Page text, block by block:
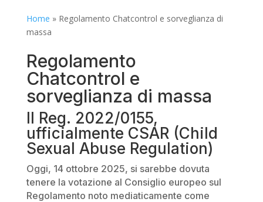
Home » Regolamento Chatcontrol e sorveglianza di
massa
Regolamento
Chatcontrol e
sorveglianza di massa
Il Reg. 2022/0155,
ufficialmente CSAR (Child
Sexual Abuse Regulation)
Oggi, 14 ottobre 2025, si sarebbe dovuta
tenere la votazione al Consiglio europeo sul
Regolamento noto mediaticamente come